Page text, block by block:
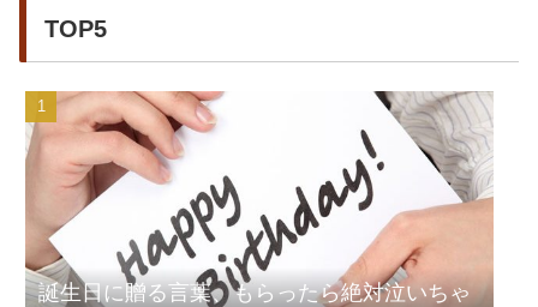
TOP5
誕生日に贈る言葉、もらったら絶対泣いちゃ